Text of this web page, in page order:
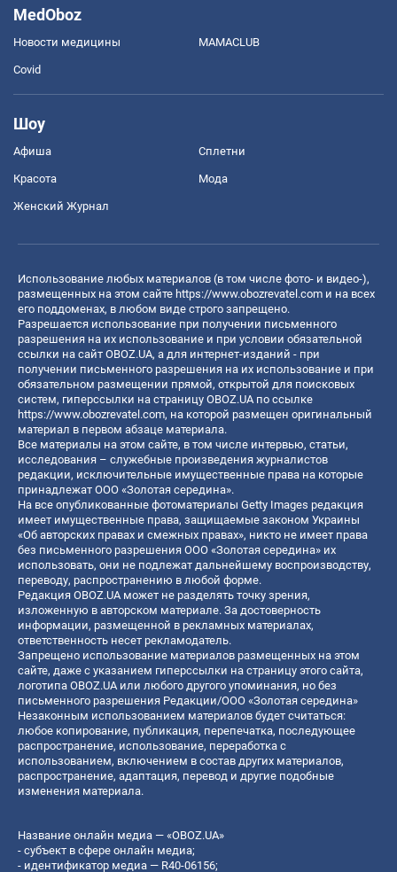
MedOboz
Новости медицины MAMACLUB
Covid
Шоу
Афиша Сплетни
Красота Мода
Женский Журнал
Использование любых материалов (в том числе фото- и видео-),
размещенных на этом сайте https://www.obozrevatel.com и на всех
его поддоменах, в любом виде строго запрещено.
Разрешается использование при получении письменного
разрешения на их использование и при условии обязательной
ссылки на сайт OBOZ.UA, а для интернет-изданий - при
получении письменного разрешения на их использование и при
обязательном размещении прямой, открытой для поисковых
систем, гиперссылки на страницу OBOZ.UA по ссылке
https://www.obozrevatel.com, на которой размещен оригинальный
материал в первом абзаце материала.
Все материалы на этом сайте, в том числе интервью, статьи,
исследования – служебные произведения журналистов
редакции, исключительные имущественные права на которые
принадлежат ООО «Золотая середина».
На все опубликованные фотоматериалы Getty Images редакция
имеет имущественные права, защищаемые законом Украины
«Об авторских правах и смежных правах», никто не имеет права
без письменного разрешения ООО «Золотая середина» их
использовать, они не подлежат дальнейшему воспроизводству,
переводу, распространению в любой форме.
Редакция OBOZ.UA может не разделять точку зрения,
изложенную в авторском материале. За достоверность
информации, размещенной в рекламных материалах,
ответственность несет рекламодатель.
Запрещено использование материалов размещенных на этом
сайте, даже с указанием гиперссылки на страницу этого сайта,
логотипа OBOZ.UA или любого другого упоминания, но без
письменного разрешения Редакции/ООО «Золотая середина»
Незаконным использованием материалов будет считаться:
любое копирование, публикация, перепечатка, последующее
распространение, использование, переработка с
использованием, включением в состав других материалов,
распространение, адаптация, перевод и другие подобные
изменения материала.
Название онлайн медиа — «OBOZ.UA»
- субъект в сфере онлайн медиа;
- идентификатор медиа — R40-06156;